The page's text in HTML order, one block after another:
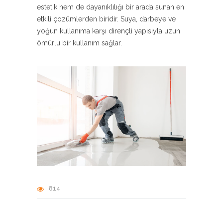
estetik hem de dayanıklılığı bir arada sunan en
etkili çözümlerden biridir. Suya, darbeye ve
yoğun kullanıma karşı dirençli yapısıyla uzun
ömürlü bir kullanım sağlar.
814